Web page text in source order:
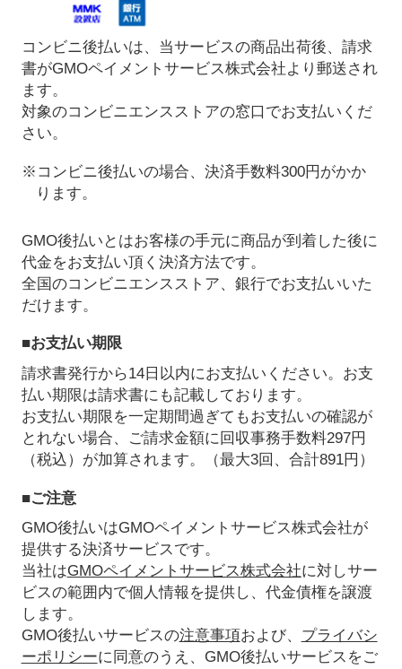
コンビニ後払いは、当サービスの商品出荷後、請求
書がGMOペイメントサービス株式会社より郵送され
ます。
対象のコンビニエンスストアの窓口でお支払いくだ
さい。
※コンビニ後払いの場合、決済手数料300円がかか
ります。
GMO後払いとはお客様の手元に商品が到着した後に
代金をお支払い頂く決済方法です。
全国のコンビニエンスストア、銀行でお支払いいた
だけます。
■お支払い期限
請求書発行から14日以内にお支払いください。お支
払い期限は請求書にも記載しております。
お支払い期限を一定期間過ぎてもお支払いの確認が
とれない場合、ご請求金額に回収事務手数料297円
（税込）が加算されます。（最大3回、合計891円）
■ご注意
GMO後払いはGMOペイメントサービス株式会社が
提供する決済サービスです。
当社はGMOペイメントサービス株式会社に対しサー
ビスの範囲内で個人情報を提供し、代金債権を譲渡
します。
GMO後払いサービスの注意事項および、 プライバシ
ーポリシーに同意のうえ、GMO後払いサービスをご